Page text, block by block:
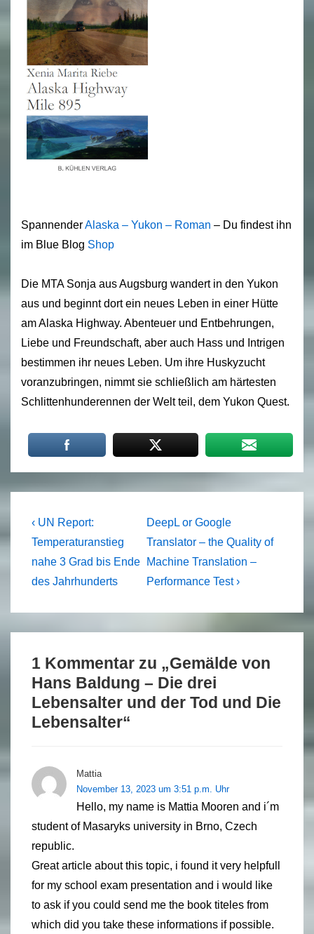
SpannenderAlaska – Yukon – Roman – Du findest ihn
im Blue Blog Shop
Die MTA Sonja aus Augsburg wandert in den Yukon
aus und beginnt dort ein neues Leben in einer Hütte
am Alaska Highway. Abenteuer und Entbehrungen,
Liebe und Freundschaft, aber auch Hass und Intrigen
bestimmen ihr neues Leben. Um ihre Huskyzucht
voranzubringen, nimmt sie schließlich am härtesten
Schlittenhunderennen der Welt teil, dem Yukon Quest.
Beitragsnavigation
Previous
Post
is
‹ UN Report:
Temperaturanstieg
nahe 3 Grad bis Ende
des Jahrhunderts
Next
Post
is
DeepL or Google
Translator – the Quality of
Machine Translation –
Performance Test ›
1 Kommentar zu „Gemälde von
Hans Baldung – Die drei
Lebensalter und der Tod und Die
Lebensalter“
Mattia
November 13, 2023 um 3:51 p.m. Uhr
Hello, my name is Mattia Mooren and i´m
student of Masaryks university in Brno, Czech
republic.
Great article about this topic, i found it very helpfull
for my school exam presentation and i would like
to ask if you could send me the book titeles from
which did you take these informations if possible.